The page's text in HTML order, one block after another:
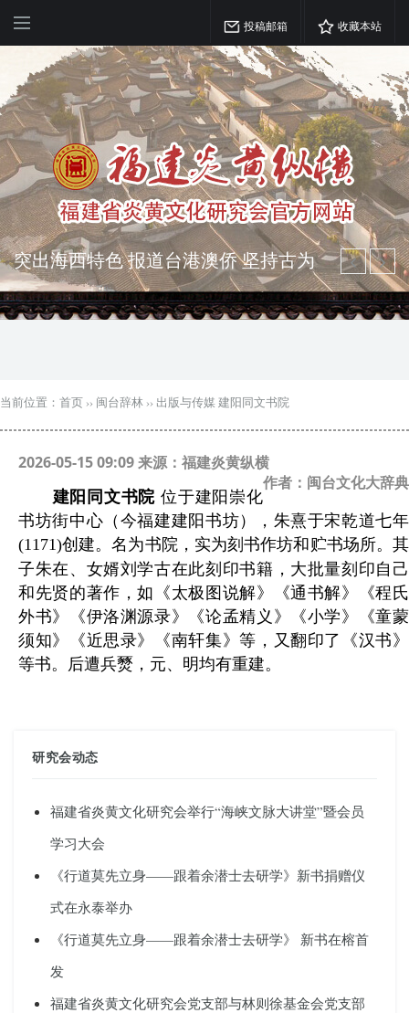
投稿邮箱 收藏本站
突出海西特色 报道台港澳侨 坚持古为
今用 力求雅俗共赏
弘扬优秀文化 振奋民族精神 介绍民族
瑰宝 宣传中华精英
当前位置： 首页 ›› 闽台辞林 ›› 出版与传媒 建阳同文书院
2026-05-15 09:09 来源：福建炎黄纵横
作者：闽台文化大辞典
建阳同文书院位于建阳崇化
书坊街中心（今福建建阳书坊），朱熹于宋乾道七年
(1171)创建。名为书院，实为刻书作坊和贮书场所。其
子朱在、女婿刘学古在此刻印书籍，大批量刻印自己
和先贤的著作，如《太极图说解》《通书解》《程氏
外书》《伊洛渊源录》《论孟精义》《小学》《童蒙
须知》《近思录》《南轩集》等，又翻印了《汉书》
等书。后遭兵燹，元、明均有重建。
研究会动态
福建省炎黄文化研究会举行“海峡文脉大讲堂”暨会员
学习大会
《行道莫先立身——跟着余潜士去研学》新书捐赠仪
式在永泰举办
《行道莫先立身——跟着余潜士去研学》 新书在榕首
发
福建省炎黄文化研究会党支部与林则徐基金会党支部